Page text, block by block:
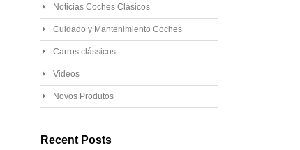
Noticias Coches Clásicos
Cuidado y Mantenimiento Coches
Carros clássicos
Videos
Novos Produtos
Recent Posts